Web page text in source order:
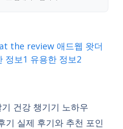
the review 애드웹 왓더
정보1 유용한 정보2
건강 챙기기 노하우
기 실제 후기와 추천 포인